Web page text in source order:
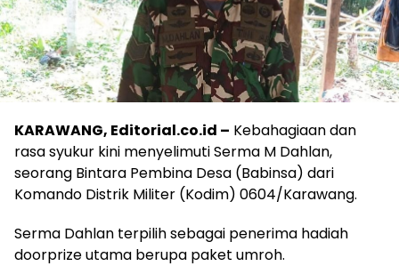
KARAWANG, Editorial.co.id – Kebahagiaan dan
rasa syukur kini menyelimuti Serma M Dahlan,
seorang Bintara Pembina Desa (Babinsa) dari
Komando Distrik Militer (Kodim) 0604/Karawang.
Serma Dahlan terpilih sebagai penerima hadiah
doorprize utama berupa paket umroh.